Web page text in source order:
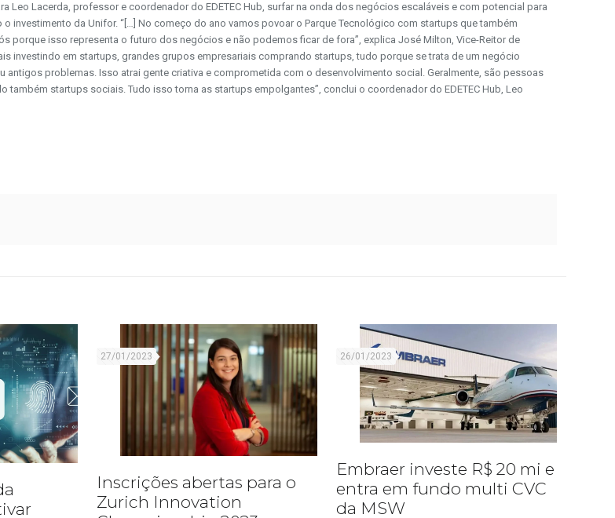
Leo Lacerda, professor e coordenador do EDETEC Hub, surfar na onda dos negócios escaláveis e com potencial para
investimento da Unifor. “[…] No começo do ano vamos povoar o Parque Tecnológico com startups que também
porque isso representa o futuro dos negócios e não podemos ficar de fora”, explica José Milton, Vice-Reitor de
investindo em startups, grandes grupos empresariais comprando startups, tudo porque se trata de um negócio
problemas. Isso atrai gente criativa e comprometida com o desenvolvimento social. Geralmente, são pessoas
startups sociais. Tudo isso torna as startups empolgantes”, conclui o coordenador do EDETEC Hub, Leo
27/01/2023
Inscrições abertas para o
Zurich Innovation
26/01/2023
Embraer investe R$ 20 mi e
entra em fundo multi CVC
da MSW